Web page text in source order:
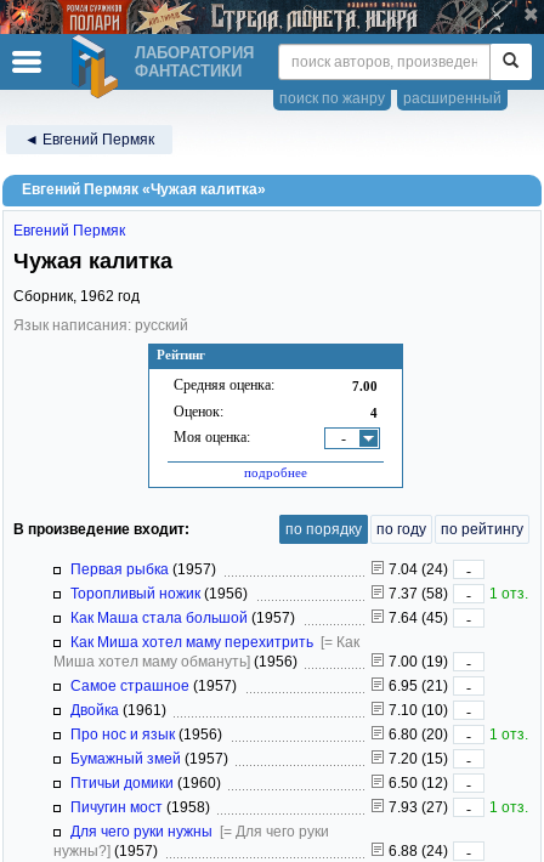
ЛАБОРАТОРИЯ
ФАНТАСТИКИ
расширенный
поиск по жанру
◄ Евгений Пермяк
Евгений Пермяк «Чужая калитка»
Рейтинг
Средняя оценка: 7.00
Оценок: 4
Моя оценка: -
подробнее
Евгений Пермяк
Чужая калитка
Сборник, 1962 год
Язык написания: русский
В произведение входит: по порядку по году по рейтингу
Первая рыбка (1957) 7.04 (24)
-
Торопливый ножик (1956) 7.37 (58) -
1 отз.
Как Маша стала большой (1957) 7.64 (45)
-
Как Миша хотел маму перехитрить [= Как
Миша хотел маму обмануть] (1956) 7.00 (19)
-
Самое страшное (1957) 6.95 (21)
-
Двойка (1961) 7.10 (10)
-
Про нос и язык (1956) 6.80 (20) -
1 отз.
Бумажный змей (1957) 7.20 (15)
-
Птичьи домики (1960) 6.50 (12)
-
Пичугин мост (1958) 7.93 (27) -
1 отз.
Для чего руки нужны [= Для чего руки
нужны?] (1957) 6.88 (24)
-